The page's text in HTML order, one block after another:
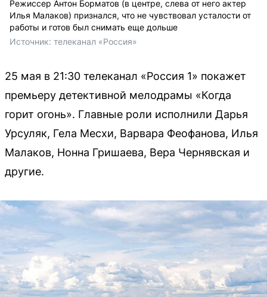
Режиссер Антон Борматов (в центре, слева от него актер
Илья Малаков) признался, что не чувствовал усталости от
работы и готов был снимать еще дольше
Источник: телеканал «Россия»
25 мая в 21:30 телеканал «Россия 1» покажет
премьеру детективной мелодрамы «Когда
горит огонь». Главные роли исполнили Дарья
Урсуляк, Гела Месхи, Варвара Феофанова, Илья
Малаков, Нонна Гришаева, Вера Чернявская и
другие.